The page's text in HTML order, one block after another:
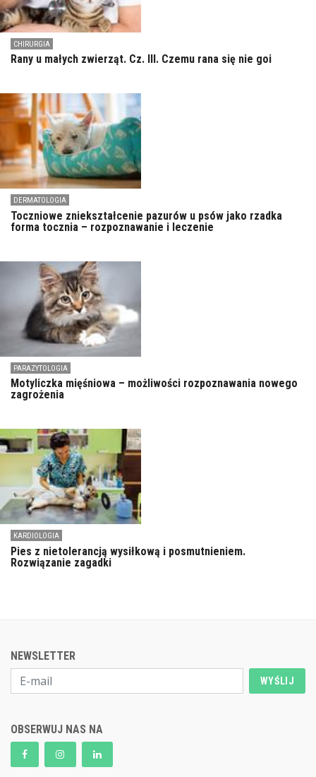
CHIRURGIA
Rany u małych zwierząt. Cz. III. Czemu rana się nie goi
DERMATOLOGIA
Toczniowe zniekształcenie pazurów u psów jako rzadka
forma tocznia – rozpoznawanie i leczenie
PARAZYTOLOGIA
Motyliczka mięśniowa – możliwości rozpoznawania nowego
zagrożenia
KARDIOLOGIA
Pies z nietolerancją wysiłkową i posmutnieniem.
Rozwiązanie zagadki
NEWSLETTER
WYŚLIJ
OBSERWUJ NAS NA